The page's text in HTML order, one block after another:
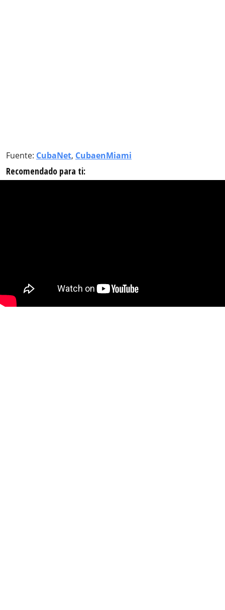
Fuente: CubaNet, CubaenMiami
Recomendado para ti: